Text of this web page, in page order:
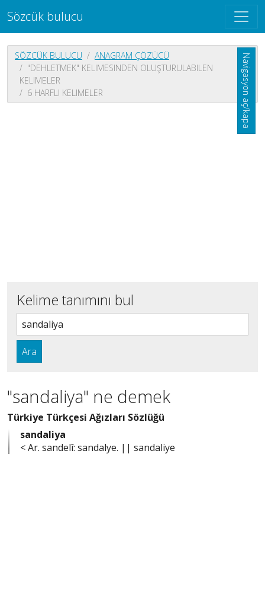
Sözcük bulucu
Navigasyon aç/kapa
SÖZCÜK BULUCU
ANAGRAM ÇÖZÜCÜ
"DEHLETMEK" KELIMESINDEN OLUŞTURULABILEN
KELIMELER
6 HARFLI KELIMELER
Kelime tanımını bul
Ara
"sandaliya" ne demek
Türkiye Türkçesi Ağızları Sözlüğü
sandaliya
< Ar. sandelî: sandalye. || sandaliye